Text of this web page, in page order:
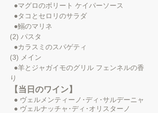
●マグロのボリート ケイパーソース
●タコとセロリのサラダ
●鰯のマリネ
(2) パスタ
●カラスミのスパゲティ
(3) メイン
●羊とジャガイモのグリル フェンネルの香
り
【当日のワイン】
● ヴェルメンティーノ･ディ･サルデーニャ
● ヴェルナッチャ･ディ･オリスターノ